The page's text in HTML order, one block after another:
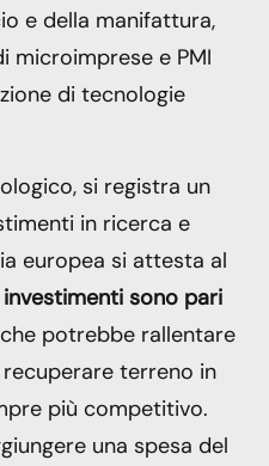
e della manifattura,
microimprese e PMI
di tecnologie
si registra un
in ricerca e
europea si attesta al
sono pari
potrebbe rallentare
terreno in
più competitivo.
una spesa del